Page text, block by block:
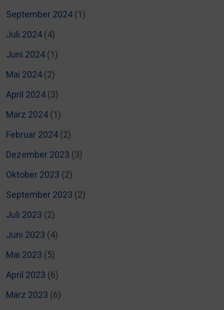
September 2024(1)
Juli 2024(4)
Juni 2024(1)
Mai 2024(2)
April 2024(3)
März 2024(1)
Februar 2024(2)
Dezember 2023 (3)
Oktober 2023 (2)
September 2023 (2)
Juli 2023 (2)
Juni 2023 (4)
Mai 2023 (5)
April 2023 (6)
März 2023 (6)